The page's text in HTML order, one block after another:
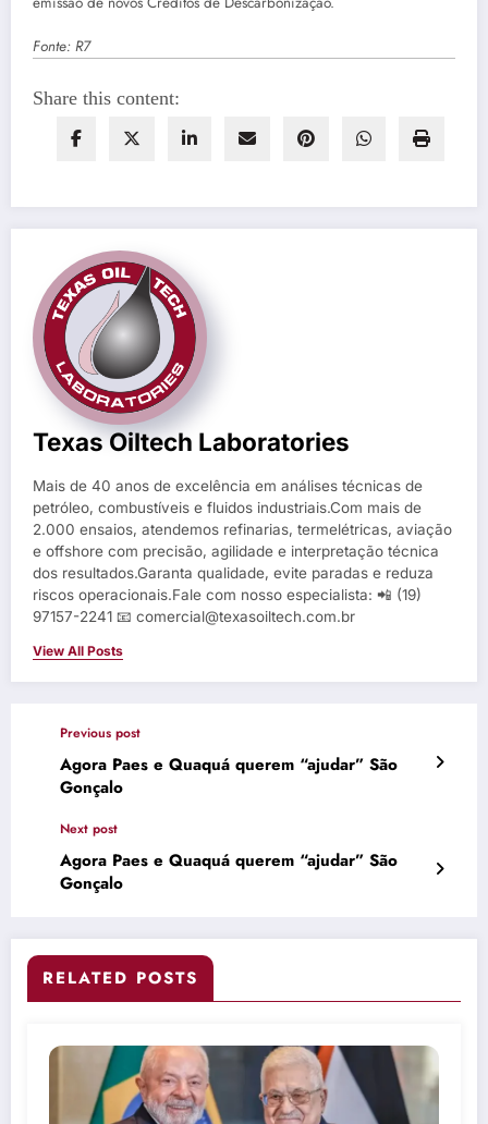
Fonte: R7
Share this content:
Texas Oiltech Laboratories
Mais de 40 anos de excelência em análises técnicas de
petróleo, combustíveis e fluidos industriais.Com mais de
2.000 ensaios, atendemos refinarias, termelétricas, aviação
e offshore com precisão, agilidade e interpretação técnica
dos resultados.Garanta qualidade, evite paradas e reduza
riscos operacionais.Fale com nosso especialista: 📲 (19)
97157-2241 📧 comercial@texasoiltech.com.br
View All Posts
Previous post
Agora Paes e Quaquá querem “ajudar” São
Gonçalo
Next post
Agora Paes e Quaquá querem “ajudar” São
Gonçalo
RELATED POSTS